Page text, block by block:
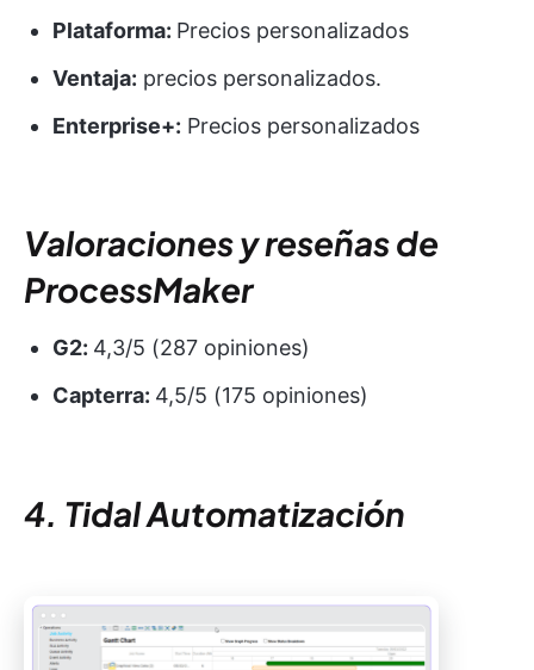
Plataforma: Precios personalizados
Ventaja: precios personalizados.
Enterprise+: Precios personalizados
Valoraciones y reseñas de
ProcessMaker
G2: 4,3/5 (287 opiniones)
Capterra: 4,5/5 (175 opiniones)
4. Tidal Automatización